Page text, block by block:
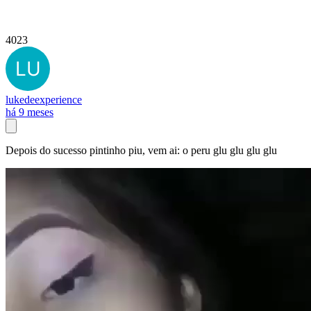
4023
lukedeexperience
há 9 meses
Depois do sucesso pintinho piu, vem ai: o peru glu glu glu glu